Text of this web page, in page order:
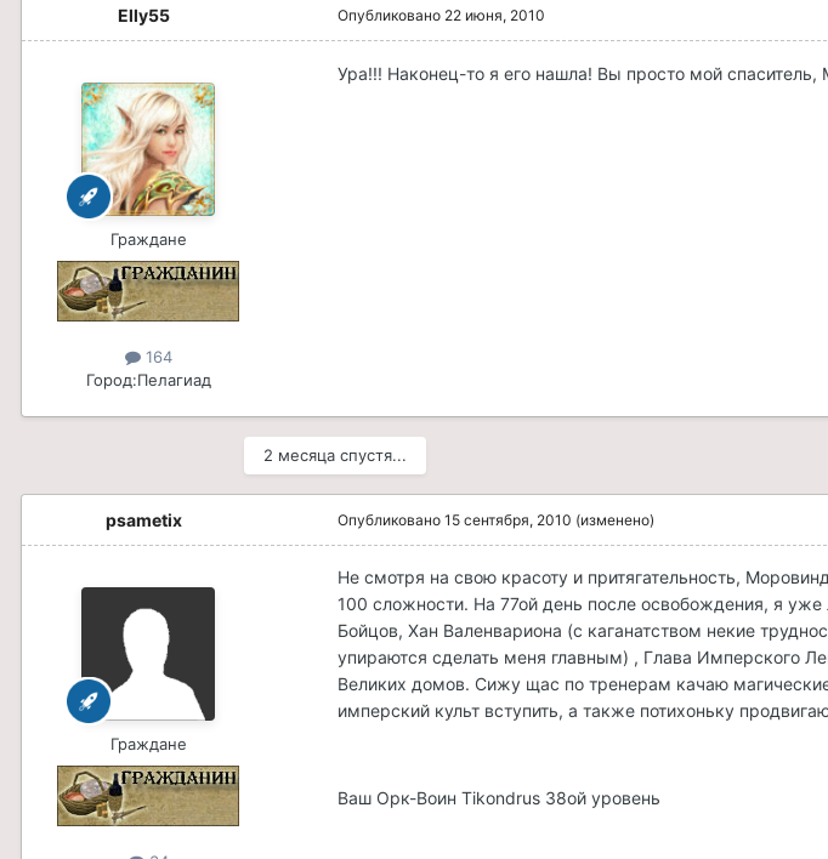
Elly55
Граждане
164
Город:Пелагиад
Опубликовано 22 июня, 2010
Ура!!! Наконец-то я его нашла! Вы просто мой спаситель,
2 месяца спустя...
psametix
Граждане
Опубликовано 15 сентября, 2010 (изменено)
Не смотря на свою красоту и притягательность,
100 сложности. На 77ой день после освобождения, я
Бойцов, Хан Валенвариона (с каганатством некие
упираются сделать меня главным) , Глава Имперского
Великих домов. Сижу щас по тренерам качаю
имперский культ вступить, а также потихоньку
Ваш Орк-Воин Tikondrus 38ой уровень